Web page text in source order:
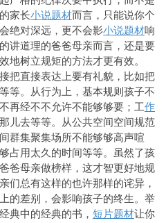
家长小说题材而言，只能说你个
绝对深远，更不会影小说题材响
讲道理的爸爸母亲而言，还是要
地树立规矩的方法才更有效。
把直接表达上要有礼貌，比如把
等。从行为上，基本规则孩子不
再经不不允许不能够够要；工作
儿去等等。从公共空间空间规范
群集聚集场所不能够够高声喧
占用太久的时间等等。虽然了孩
爸母亲做榜样，这才智更好地规
们总有这样的也许那样的诧异，
的差别，会影响孩子的终生。举
典中的经典的书， 短片题材让你